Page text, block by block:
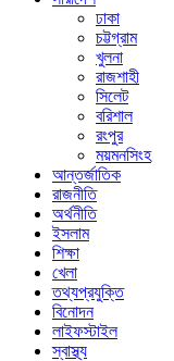
ঢাকা
চট্টগ্রাম
খুলনা
রাজশাহী
সিলেট
বরিশাল
রংপুর
ময়মনসিংহ
আন্তর্জাতিক
রাজনীতি
অর্থনীতি
ইসলাম
শিক্ষা
খেলা
তথ্যপ্রযুক্তি
বিনোদন
লাইফস্টাইল
স্বাস্থ্য